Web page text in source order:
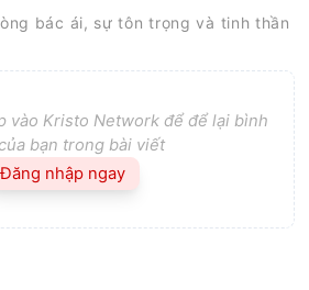
bác ái, sự tôn trọng và tinh thần
vào Kristo Network để để lại bình
bạn trong bài viết
Đăng nhập ngay